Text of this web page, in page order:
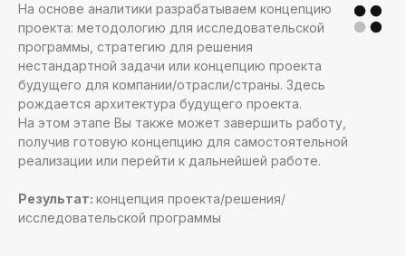
На основе аналитики разрабатываем концепцию
проекта: методологию для исследовательской
программы, стратегию для решения
нестандартной задачи или концепцию проекта
будущего для компании/отрасли/страны. Здесь
рождается архитектура будущего проекта.
На этом этапе Вы также может завершить работу,
получив готовую концепцию для самостоятельной
реализации или перейти к дальнейшей работе.
Результат: концепция проекта/решения/
исследовательской программы